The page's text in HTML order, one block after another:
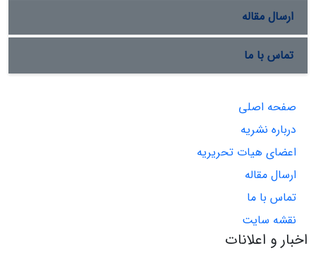
ارسال مقاله
تماس با ما
صفحه اصلی
درباره نشریه
اعضای هیات تحریریه
ارسال مقاله
تماس با ما
نقشه سایت
اخبار و اعلانات